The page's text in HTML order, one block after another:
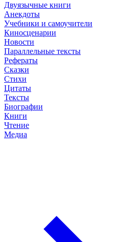
Двуязычные книги
Анекдоты
Учебники и самоучители
Киносценарии
Новости
Параллельные тексты
Рефераты
Сказки
Стихи
Цитаты
Тексты
Биографии
Книги
Чтение
Медиа